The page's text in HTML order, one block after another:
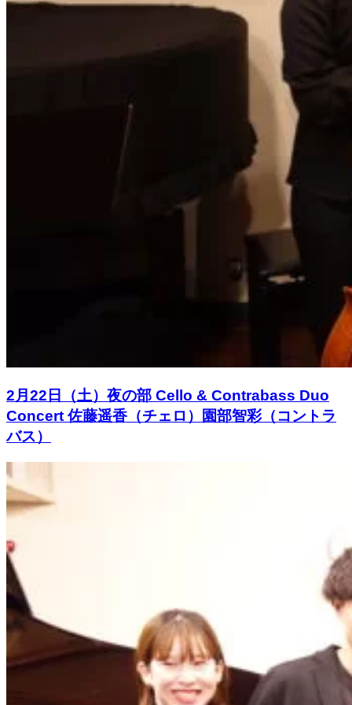
2月22日（土）夜の部 Cello & Contrabass Duo
Concert 佐藤遥香（チェロ）園部智彩（コントラ
バス）